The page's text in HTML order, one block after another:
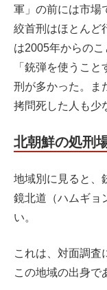
軍」の前には市場
絞首刑はほとんど
は2005年からの
「銃弾を使うこ
刑が多かった。ま
拷問死した人も少
北朝鮮の処刑
地域別に見ると、
鏡北道（ハムギョ
い。
これは、対面調査
この地域の出身で